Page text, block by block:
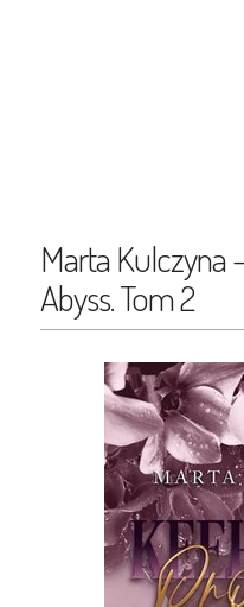
Marta Kulczyna
Abyss. Tom 2